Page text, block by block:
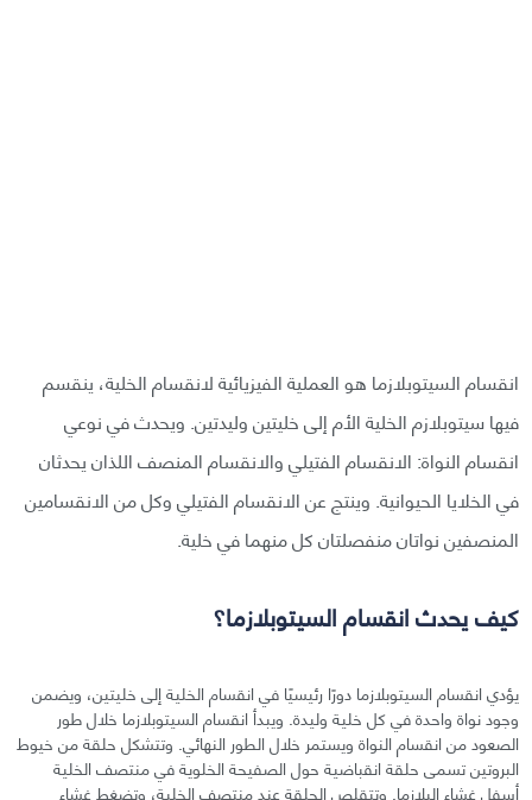
انقسام السيتوبلازما هو العملية الفيزيائية لانقسام الخلية، ينقسم
فيها سيتوبلازم الخلية الأم إلى خليتين وليدتين. ويحدث في نوعي
انقسام النواة: الانقسام الفتيلي والانقسام المنصف اللذان يحدثان
في الخلايا الحيوانية. وينتج عن الانقسام الفتيلي وكل من الانقسامين
المنصفين نواتان منفصلتان كل منهما في خلية.
كيف يحدث انقسام السيتوبلازما؟
يؤدي انقسام السيتوبلازما دورًا رئيسيًا في انقسام الخلية إلى خليتين، ويضمن
وجود نواة واحدة في كل خلية وليدة. ويبدأ انقسام السيتوبلازما خلال طور
الصعود من انقسام النواة ويستمر خلال الطور النهائي. وتتشكل حلقة من خيوط
البروتين تسمى حلقة انقباضية حول الصفيحة الخلوية في منتصف الخلية
أسفل غشاء البلازما. وتتقلص الحلقة عند منتصف الخلية، وتضغط غشاء